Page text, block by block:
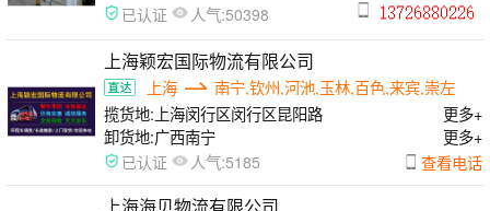
已认证 人气:50398
上海颖宏国际物流有限公司
上海
南宁,钦州,河池,玉林,百色,来宾,崇左
揽货地: 上海闵行区闵行区昆阳路
更多+
卸货地:广西南宁 更多+
已认证 人气:5185 查看电话